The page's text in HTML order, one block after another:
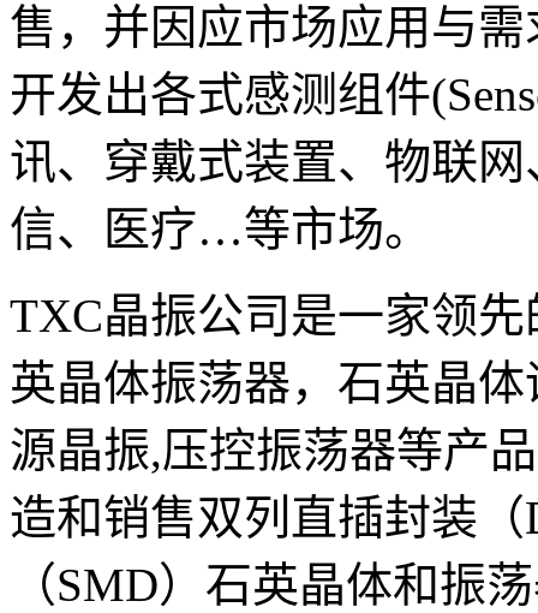
售，并因应市场应用与
开发出各式感测组件
讯、穿戴式装置、物联
信、医疗…等市场。
TXC晶振公司是一家领
英晶体振荡器，石英晶
源晶振,压控振荡器等产
造和销售双列直插封装
（SMD）石英晶体和振